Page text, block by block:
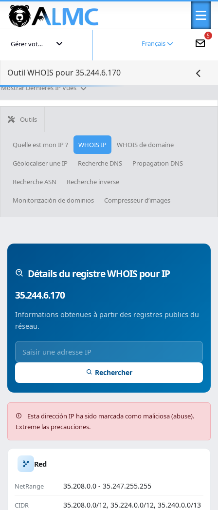
5
Français
Gérer votre compte
Outil WHOIS pour 35.244.6.170
Mostrar Dernières IP Vues
Outils
Quelle est mon IP ? WHOIS IP WHOIS de domaine
Géolocaliser une IP Recherche DNS Propagation DNS
Recherche ASN Recherche inverse
Monitorización de dominios Compresseur d’images
Détails du registre WHOIS pour IP
35.244.6.170
Informations obtenues à partir des registres publics du
réseau.
Rechercher
Esta dirección IP ha sido marcada como maliciosa (abuse).
Extreme las precauciones.
Red
NetRange 35.208.0.0 - 35.247.255.255
CIDR 35.208.0.0/12, 35.224.0.0/12, 35.240.0.0/13